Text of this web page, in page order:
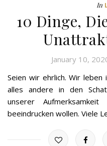
In
10 Dinge,
January 10,
Seien wir ehrlich. Wir
alles andere in den
unserer
beeindrucken wollen. Viele